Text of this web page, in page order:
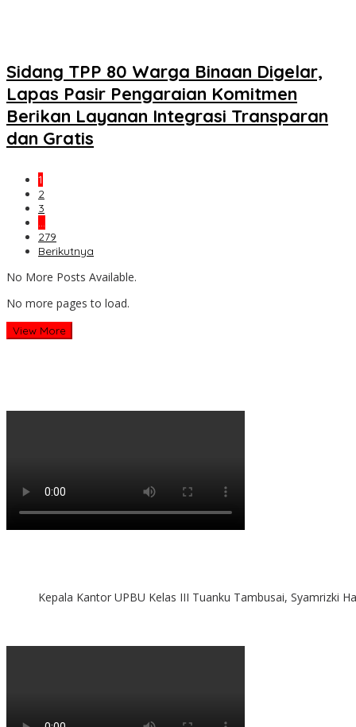
Sidang TPP 80 Warga Binaan Digelar,
Lapas Pasir Pengaraian Komitmen
Berikan Layanan Integrasi Transparan
dan Gratis
1
2
3
…
279
Berikutnya
No More Posts Available.
No more pages to load.
View More
Kepala Kantor UPBU Kelas III Tuanku Tambusai, Syamrizki